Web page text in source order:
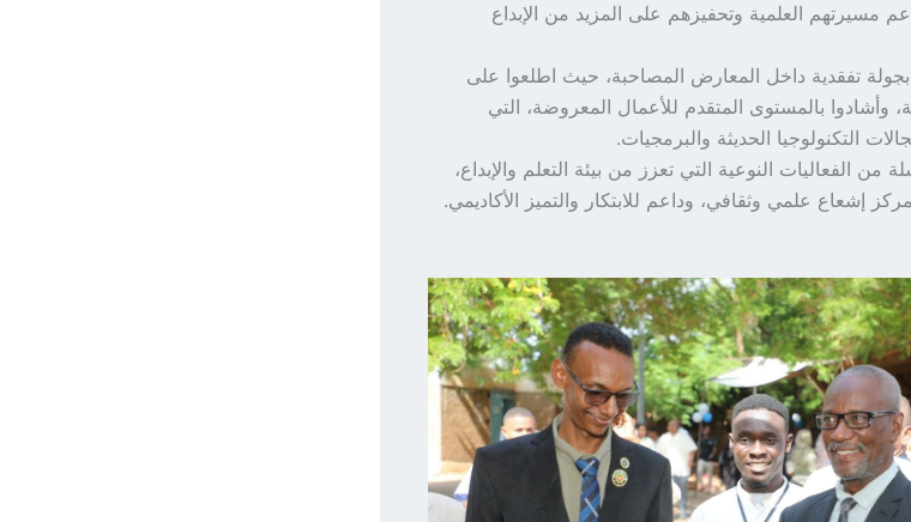
مسيرتهم العلمية وتحفيزهم على المزيد من الإبداع
تفقدية داخل المعارض المصاحبة، حيث اطلعوا على
وأشادوا بالمستوى المتقدم للأعمال المعروضة، التي
التكنولوجيا الحديثة والبرمجيات.
الفعاليات النوعية التي تعزز من بيئة التعلم والإبداع،
إشعاع علمي وثقافي، وداعم للابتكار والتميز الأكاديمي.